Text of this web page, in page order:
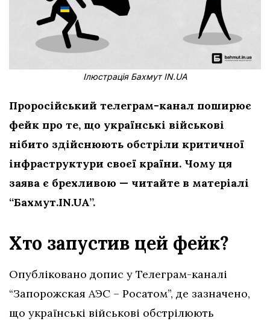
Ілюстрація Бахмут IN.UA
Проросійський телеграм-канал поширює
фейк про те, що українські військові
нібито здійснюють обстріли критичної
інфраструктури своєї країни. Чому ця
заява є брехливою — читайте в матеріалі
“Бахмут.IN.UA”.
Хто запустив цей фейк?
Опубліковано допис у Телеграм-каналі
“Запорожская АЭС – Росатом”, де зазначено,
що українські військові обстрілюють